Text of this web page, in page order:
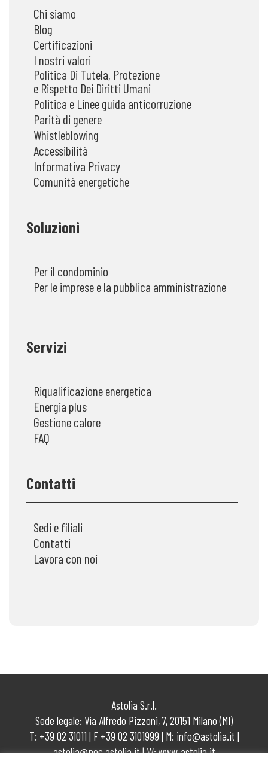
Chi siamo
Blog
Certificazioni
I nostri valori
Politica Di Tutela, Protezione
e Rispetto Dei Diritti Umani
Politica e Linee guida anticorruzione
Parità di genere
Whistleblowing
Accessibilità
Informativa Privacy
Comunità energetiche
Soluzioni
Per il condominio
Per le imprese e la pubblica amministrazione
Servizi
Riqualificazione energetica
Energia plus
Gestione calore
FAQ
Contatti
Sedi e filiali
Contatti
Lavora con noi
Astolia S.r.l.
Sede legale: Via Alfredo Pizzoni, 7, 20151 Milano (MI)
T: +39 02 31011 | F +39 02 3101999 | M: info@astolia.it |
astolia@pec.astolia.it| W:www.astolia.it